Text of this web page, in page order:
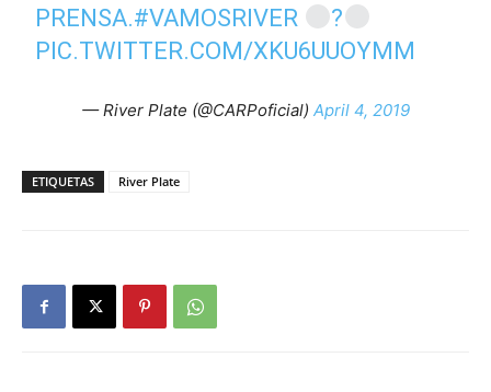
PRENSA.#VAMOSRIVER
?
PIC.TWITTER.COM/XKU6UUOYMM
— River Plate (@CARPoficial) April 4, 2019
ETIQUETAS River Plate